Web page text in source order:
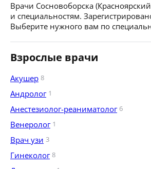
Врачи Сосновоборска
и специальностям.
Выберите нужного вам по
Взрослые врачи
Акушер 8
Андролог 1
Анестезиолог-реаниматолог 6
Венеролог 1
Врач узи 3
Гинеколог 8